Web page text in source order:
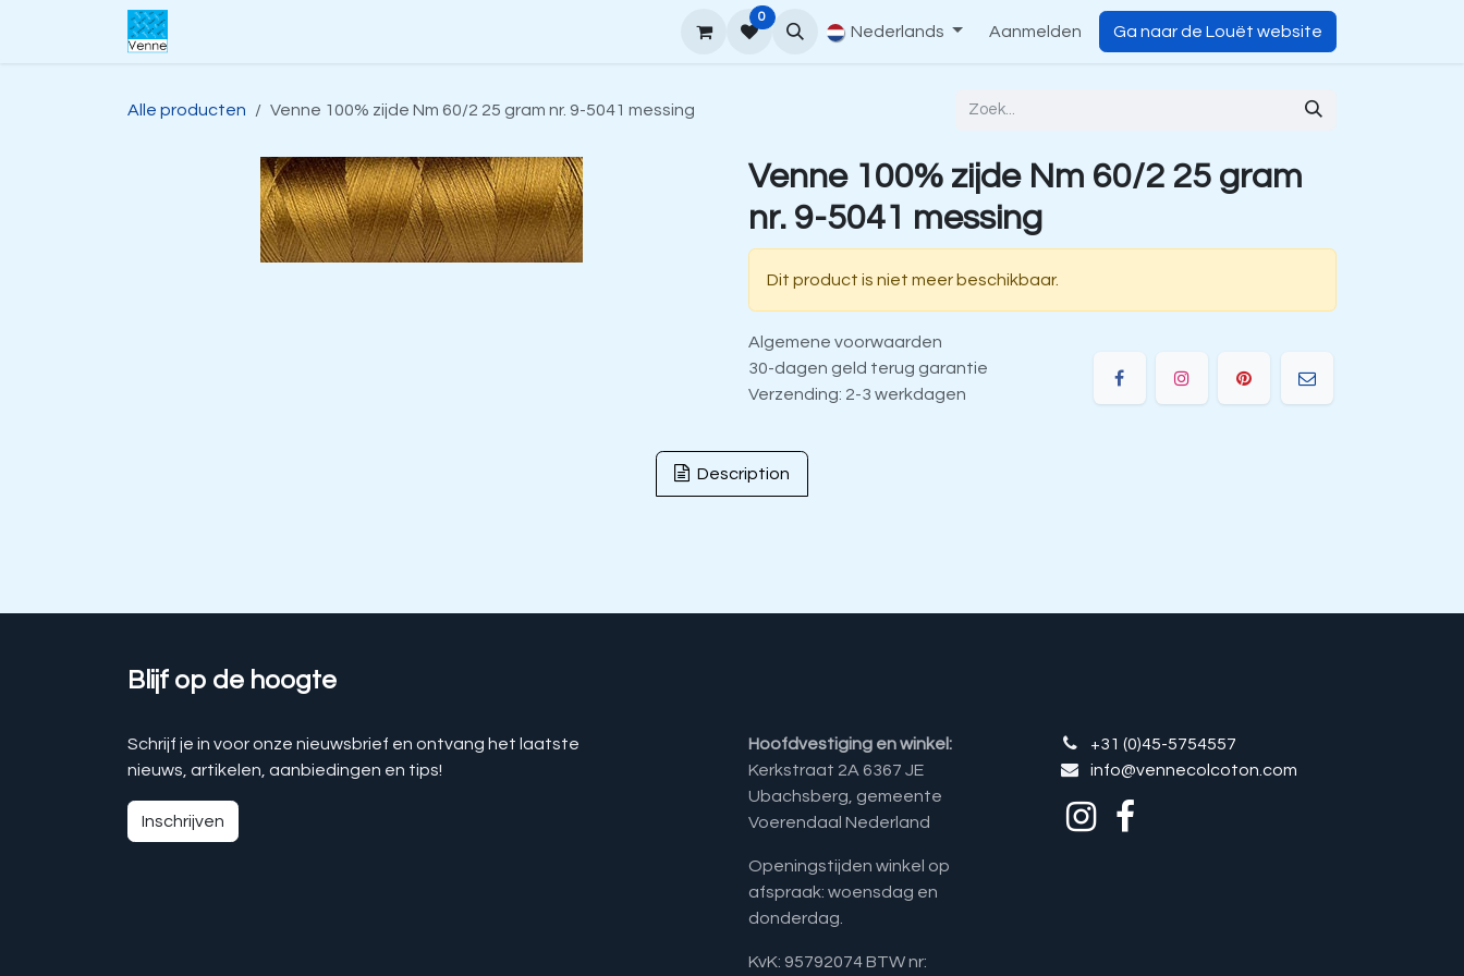
Overslaan naar inhoud
Hoe te bestellen Contact
0
Nederlands Aanmelden Ga naar de Louët website
Alle producten Venne 100% zijde Nm 60/2 25 gram nr. 9-5041 messing
Venne 100% zijde Nm 60/2 25 gram
nr. 9-5041 messing
Dit product is niet meer beschikbaar.
Algemene voorwaarden
30-dagen geld terug garantie
Verzending: 2-3 werkdagen
Description
Blijf op de hoogte
Schrijf je in voor onze nieuwsbrief en ontvang het laatste
nieuws, artikelen, aanbiedingen en tips!
Inschrijven
Hoofdvestiging en winkel:
Kerkstraat 2A 6367 JE
Ubachsberg, gemeente
Voerendaal Nederland
Openingstijden winkel op
afspraak: woensdag en
donderdag.
KvK: 95792074 BTW nr:
+31 (0)45-5754557
info@vennecolcoton.com